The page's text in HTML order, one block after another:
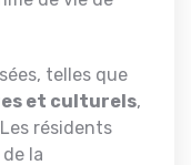
telles que
et culturels,
résidents
la